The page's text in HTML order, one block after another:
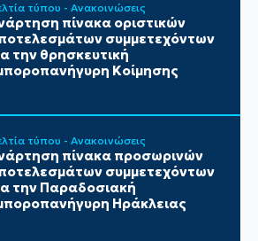
τύπου - Ανακοινώσεις
πίνακα οριστικών
συμμετεχόντων
την θρησκευτική
Κοίμησης
τύπου - Ανακοινώσεις
πίνακα προσωρινών
συμμετεχόντων
την Παραδοσιακή
Ηράκλειας